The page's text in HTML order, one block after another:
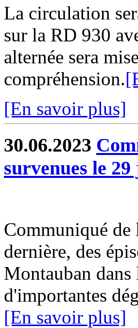
La circulation
sur la RD 930
alternée sera
compréhension.
[En savoir plus]
30.06.2023
survenues le
Communiqué de
dernière, des
Montauban dans
d'importantes
[En savoir plus]